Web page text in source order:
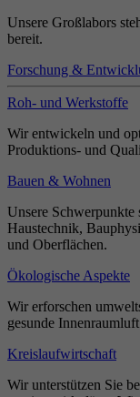
Unsere Großlabors
bereit.
Forschung &
Roh- und Werkstoffe
Wir entwickeln und
Produktions- und
Bauen & Wohnen
Unsere Schwerpunkte
Haustechnik,
und Oberflächen.
Ökologische Aspekte
Wir erforschen
gesunde
Kreislaufwirtschaft
Wir unterstützen Sie